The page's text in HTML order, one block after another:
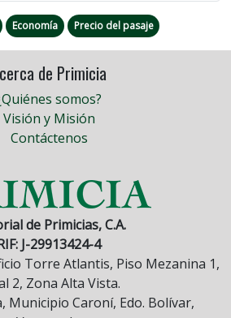
Economía Precio del pasaje
de Primicia
somos?
Visión y Misión
Contáctenos
de Primicias, C.A.
J-29913424-4
Torre Atlantis, Piso Mezanina 1,
2, Zona Alta Vista.
Municipio Caroní, Edo. Bolívar,